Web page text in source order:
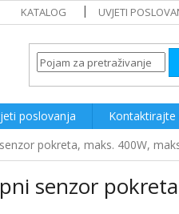
KATALOG UVJETI
poslovanja
Kontaktirajte
pokreta, maks. 400W,
senzor